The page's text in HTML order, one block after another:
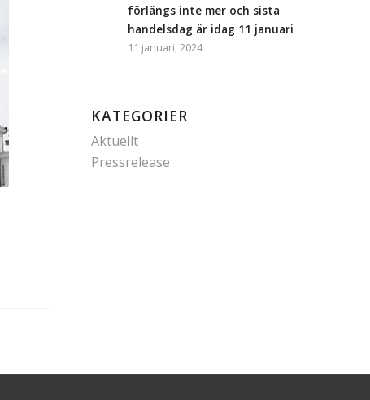
förlängs inte mer och sista
handelsdag är idag 11 januari
11 januari, 2024
KATEGORIER
Aktuellt
Pressrelease